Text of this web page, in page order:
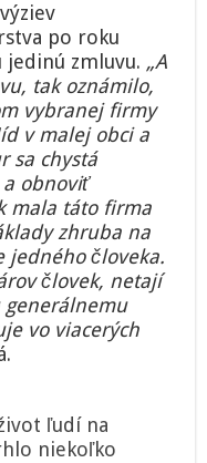
po roku
zmluvu. „A
tak oznámilo,
vybranej firmy
v malej obci a
sa chystá
obnoviť
mala táto firma
zhruba na
človeka.
človek, netají
generálnemu
vo viacerých
ľudí na
niekoľko